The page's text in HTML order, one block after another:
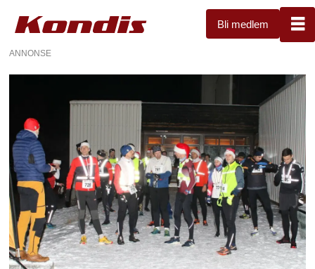
Bli medlem
ANNONSE